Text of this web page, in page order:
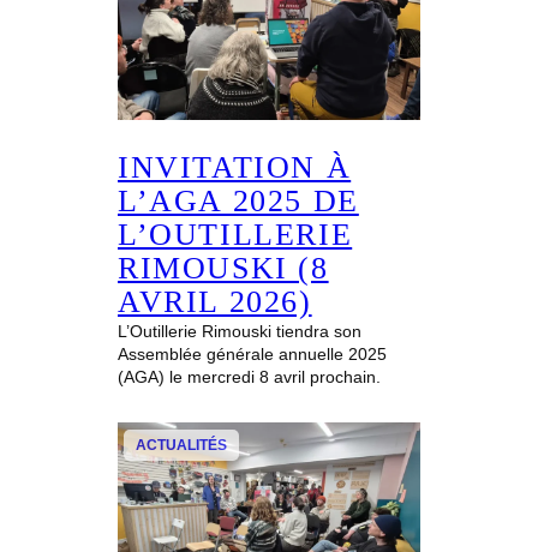
INVITATION À
L’AGA 2025 DE
L’OUTILLERIE
RIMOUSKI (8
AVRIL 2026)
L’Outillerie Rimouski tiendra son
Assemblée générale annuelle 2025
(AGA) le mercredi 8 avril prochain.
ACTUALITÉS